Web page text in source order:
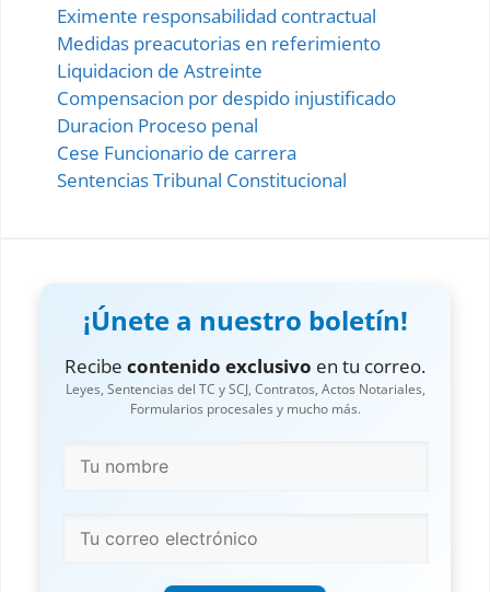
Eximente responsabilidad contractual
Medidas preacutorias en referimiento
Liquidacion de Astreinte
Compensacion por despido injustificado
Duracion Proceso penal
Cese Funcionario de carrera
Sentencias Tribunal Constitucional
¡Únete a nuestro boletín!
Recibe contenido exclusivo en tu correo.
Leyes, Sentencias del TC y SCJ, Contratos, Actos Notariales,
Formularios procesales y mucho más.